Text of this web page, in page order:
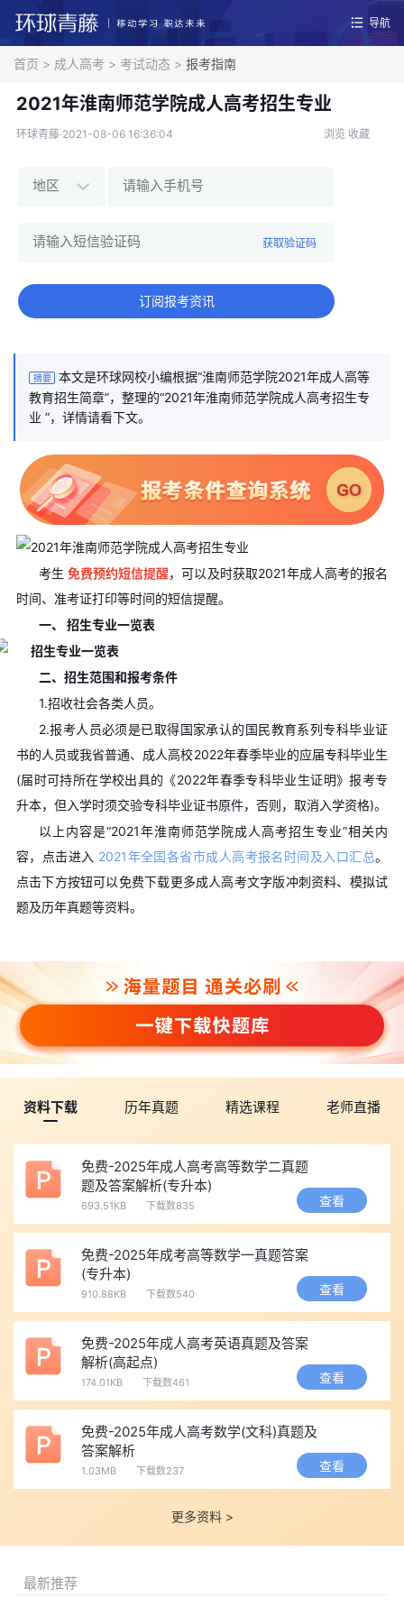
导航
首页 > 成人高考 > 考试动态 > 报考指南
2021年淮南师范学院成人高考招生专业
环球青藤·2021-08-06 16:36:04 浏览 收藏
获取验证码
订阅报考资讯
摘要
本文是环球网校小编根据“淮南师范学院2021年成人高等
教育招生简章”，整理的“2021年淮南师范学院成人高考招生专
业 ”，详情请看下文。
考生 免费预约短信提醒，可以及时获取2021年成人高考的报名
时间、准考证打印等时间的短信提醒。
一、 招生专业一览表
二、招生范围和报考条件
1.招收社会各类人员。
2.报考人员必须是已取得国家承认的国民教育系列专科毕业证
书的人员或我省普通、成人高校2022年春季毕业的应届专科毕业生
(届时可持所在学校出具的《2022年春季专科毕业生证明》报考专
升本，但入学时须交验专科毕业证书原件，否则，取消入学资格)。
以上内容是“2021年淮南师范学院成人高考招生专业”相关内
容，点击进入 2021年全国各省市成人高考报名时间及入口汇总。
点击下方按钮可以免费下载更多成人高考文字版冲刺资料、模拟试
题及历年真题等资料。
资料下载 历年真题 精选课程 老师直播
免费-2025年成人高考高等数学二真题
题及答案解析(专升本)
693.51KB 下载数835 查看
免费-2025年成考高等数学一真题答案
(专升本)
910.88KB 下载数540 查看
免费-2025年成人高考英语真题及答案
解析(高起点)
174.01KB 下载数461 查看
免费-2025年成人高考数学(文科)真题及
答案解析
1.03MB 下载数237 查看
更多资料 >
最新推荐